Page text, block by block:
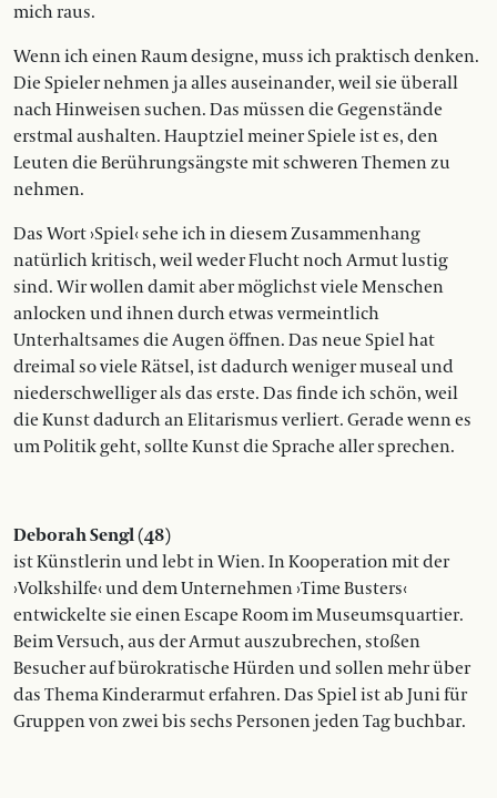
mich raus.
Wenn ich einen Raum ­designe, muss ich praktisch denken.
Die Spieler nehmen ja alles auseinander, weil sie überall
nach Hinweisen suchen. Das müssen die ­Gegenstände
erstmal ­aushalten. Hauptziel meiner Spiele ist es, den
Leuten die Berührungsängste mit schweren Themen zu
nehmen.
Das Wort ›Spiel‹ sehe ich in diesem Zusammenhang
natürlich kritisch, weil weder Flucht noch Armut lustig
sind. Wir wollen damit aber möglichst viele Menschen
anlocken und ihnen durch etwas vermeintlich
Unterhaltsames die Augen öffnen. Das neue Spiel hat
dreimal so viele Rätsel, ist dadurch weniger museal und
niederschwelliger als das erste. Das finde ich schön, weil
die Kunst ­dadurch an Elitarismus ­verliert. Gerade wenn es
um Politik geht, sollte Kunst die Sprache aller sprechen.
Deborah Sengl (48)
ist Künstlerin und lebt in Wien. In Kooperation mit der
›Volkshilfe‹ und dem Unternehmen ›Time Busters‹
entwickelte sie einen Escape Room im Museumsquartier.
Beim Versuch, aus der Armut auszubrechen, stoßen
Besucher auf bürokratische Hürden und sollen mehr über
das Thema Kinderarmut erfahren. Das Spiel ist ab Juni für
Gruppen von zwei bis sechs Personen jeden Tag buchbar.